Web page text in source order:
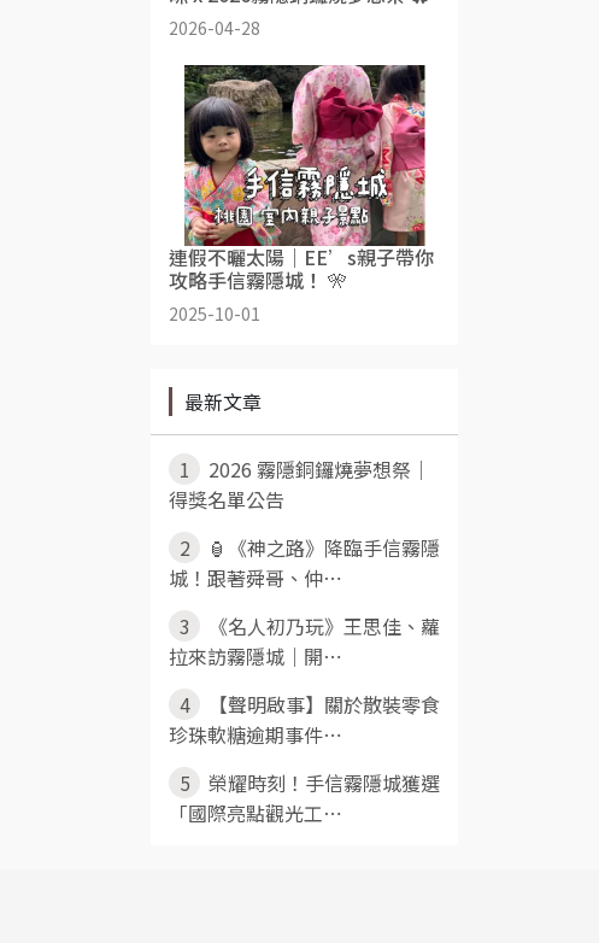
2026-04-28
連假不曬太陽｜EE’s親子帶你
攻略手信霧隱城！ 🎌
2025-10-01
最新文章
1
2026 霧隱銅鑼燒夢想祭｜
得獎名單公告
2
🏮《神之路》降臨手信霧隱
城！跟著舜哥、仲⋯
3
《名人初乃玩》王思佳、蘿
拉來訪霧隱城｜開⋯
4
【聲明啟事】關於散裝零食
珍珠軟糖逾期事件⋯
5
榮耀時刻！手信霧隱城獲選
「國際亮點觀光工⋯